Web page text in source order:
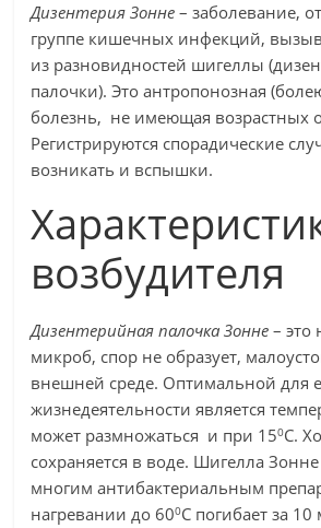
Дизентерия Зонне – заболевание,
группе кишечных инфекций,
из разновидностей шигеллы
палочки). Это антропонозная
болезнь, не имеющая возрастных
Регистрируются спорадические
возникать и вспышки.
возбудителя
Дизентерийная палочка Зонне –
микроб, спор не образует,
внешней среде. Оптимальной для
жизнедеятельности является
может размножаться и при 150С.
сохраняется в воде. Шигелла
многим антибактериальным
нагревании до 600С погибает за